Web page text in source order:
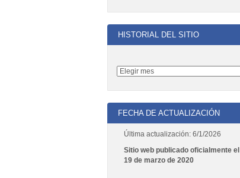
HISTORIAL DEL SITIO
FECHA DE ACTUALIZACIÓN
Última actualización: 6/1/2026
Sitio web publicado oficialmente el
19 de marzo de 2020